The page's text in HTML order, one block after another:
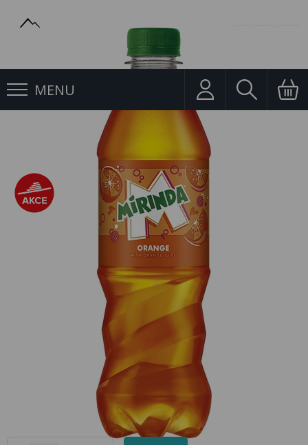
MENU
Mirinda Orange 0,5l PET
Mirinda Orange 0,5l PET
Přidat do oblíbených produktů
Foto produktu se může od skutečnosti mírně lišit.
47094200